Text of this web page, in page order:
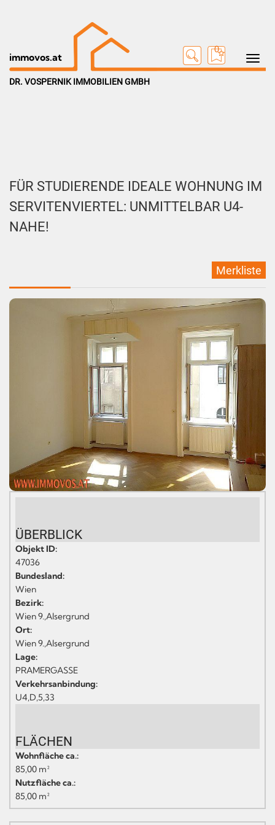
Toggle
immovos.at
0
DR. VOSPERNIK IMMOBILIEN GMBH
FÜR STUDIERENDE IDEALE WOHNUNG IM
SERVITENVIERTEL: UNMITTELBAR U4-
NAHE!
Merkliste
ÜBERBLICK
Objekt ID:
47036
Bundesland:
Wien
Bezirk:
Wien 9.,Alsergrund
Ort:
Wien 9.,Alsergrund
Lage:
PRAMERGASSE
Verkehrsanbindung:
U4,D,5,33
FLÄCHEN
Wohnfläche ca.:
85,00 m²
Nutzfläche ca.:
85,00 m²